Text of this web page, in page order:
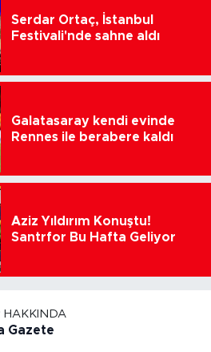
Serdar Ortaç, İstanbul
Festivali'nde sahne aldı
Galatasaray kendi evinde
Rennes ile berabere kaldı
Aziz Yıldırım Konuştu!
Santrfor Bu Hafta Geliyor
HAKKINDA
Gazete